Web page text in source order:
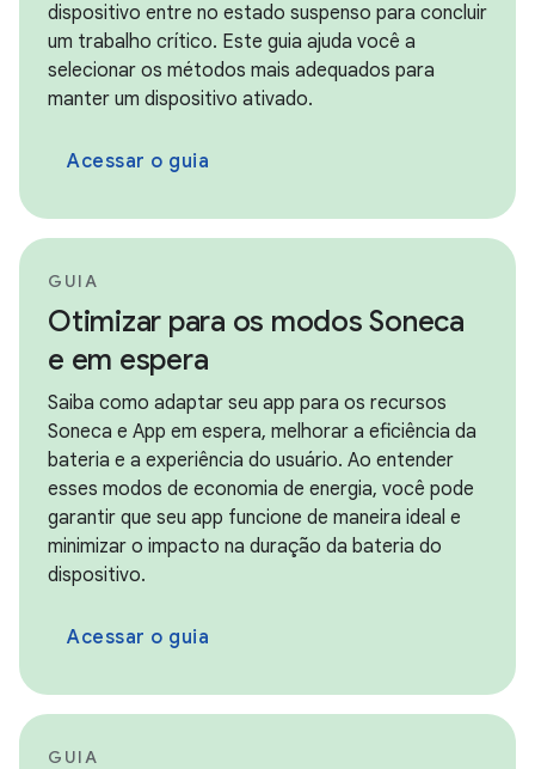
dispositivo entre no estado suspenso para concluir
um trabalho crítico. Este guia ajuda você a
selecionar os métodos mais adequados para
manter um dispositivo ativado.
Acessar o guia
GUIA
Otimizar para os modos Soneca
e em espera
Saiba como adaptar seu app para os recursos
Soneca e App em espera, melhorar a eficiência da
bateria e a experiência do usuário. Ao entender
esses modos de economia de energia, você pode
garantir que seu app funcione de maneira ideal e
minimizar o impacto na duração da bateria do
dispositivo.
Acessar o guia
GUIA